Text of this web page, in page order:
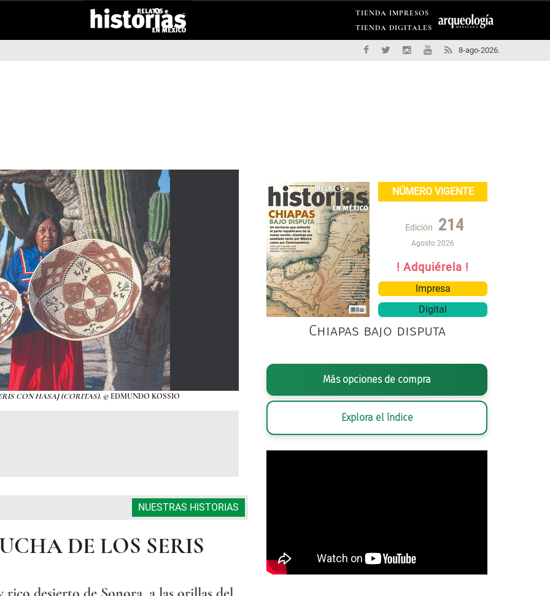
TIENDA IMPRESOS
TIENDA DIGITALES
8-ago-2026.
CON HASAJ (CORITAS). © EDMUNDO KOSSIO FOTOGRAFÍA DE EDMUNDO KOSSIO,RECOLECCIÓN DE IMÁM (FRUTO DEL
NUESTRAS HISTORIAS
DE LOS SERIS
NÚMERO VIGENTE
Edición 214
Agosto 2026
! Adquiérela !
Impresa
Digital
Chiapas bajo disputa
Más opciones de compra
Explora el índice